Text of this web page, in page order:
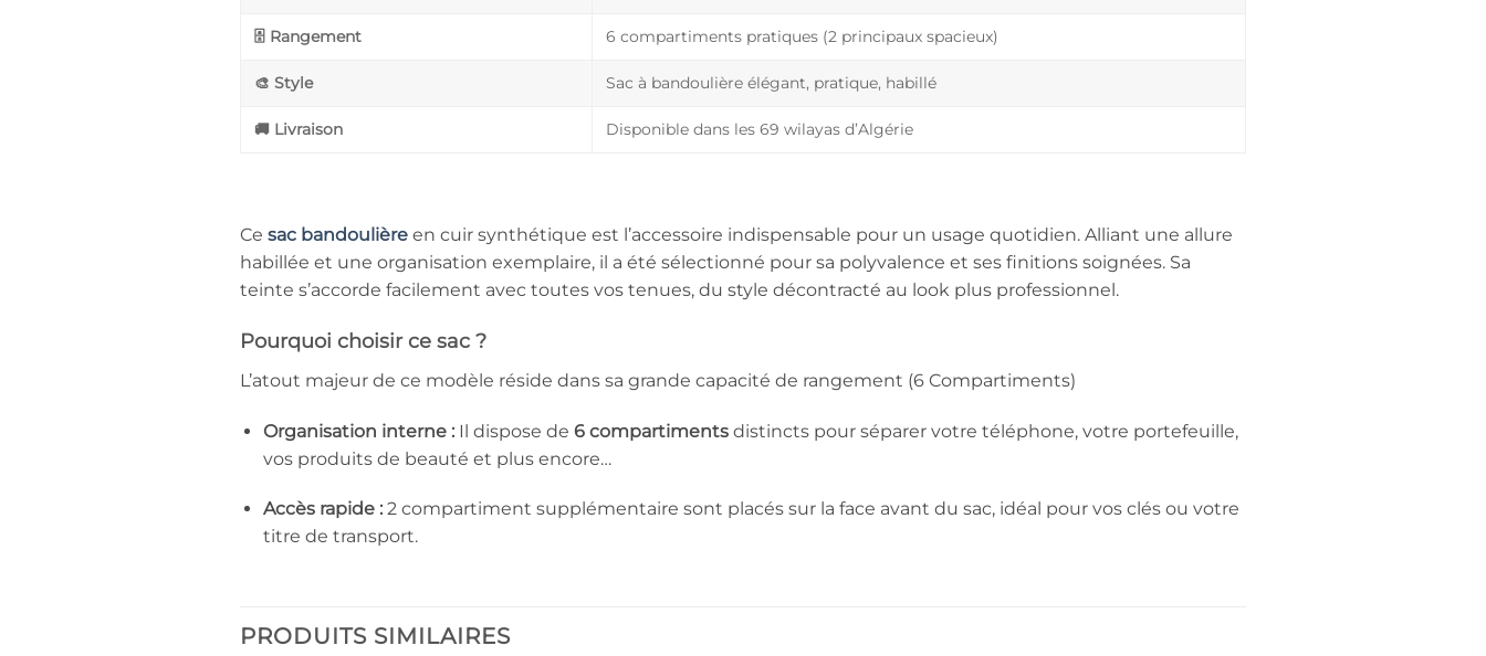
🗄️ Rangement 6 compartiments pratiques (2 principaux spacieux)
🎨 Style Sac à bandoulière élégant, pratique, habillé
🚚 Livraison Disponible dans les 69 wilayas d’Algérie
Ce sac bandoulière en cuir synthétique est l’accessoire indispensable pour un usage quotidien. Alliant une allure
habillée et une organisation exemplaire, il a été sélectionné pour sa polyvalence et ses finitions soignées. Sa
teinte s’accorde facilement avec toutes vos tenues, du style décontracté au look plus professionnel.
Pourquoi choisir ce sac ?
L’atout majeur de ce modèle réside dans sa grande capacité de rangement (6 Compartiments)
Organisation interne :Il dispose de 6 compartimentsdistincts pour séparer votre téléphone, votre portefeuille,
vos produits de beauté et plus encore…
Accès rapide :2 compartiment supplémentaire sont placés sur la face avant du sac, idéal pour vos clés ou votre
titre de transport.
PRODUITS SIMILAIRES